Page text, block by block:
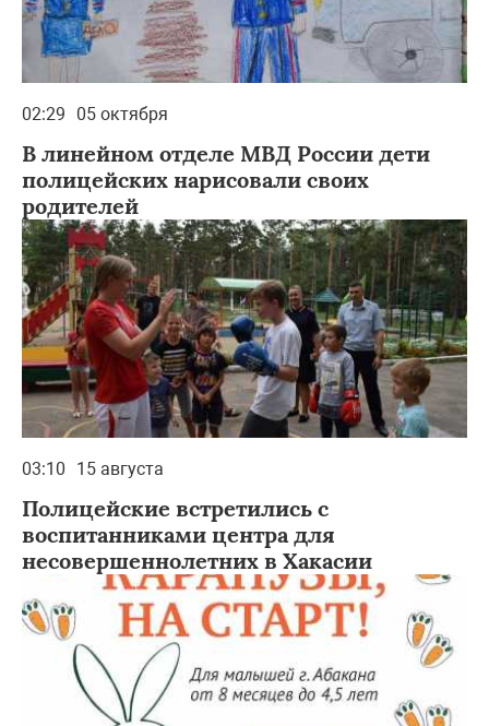
02:29 05 октября
В линейном отделе МВД России дети
полицейских нарисовали своих
родителей
03:10 15 августа
Полицейские встретились с
воспитанниками центра для
несовершеннолетних в Хакасии